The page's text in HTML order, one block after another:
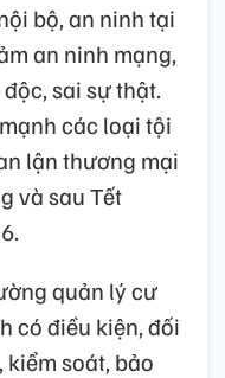
bộ, an ninh tại
an ninh mạng,
sai sự thật.
các loại tội
lận thương mại
và sau Tết
quản lý cư
có điều kiện, đối
soát, bảo